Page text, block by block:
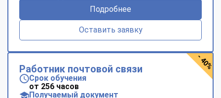
Подробнее
Оставить заявку
Работник почтовой связи
Срок обучения
от 256 часов
Получаемый документ
- 40%